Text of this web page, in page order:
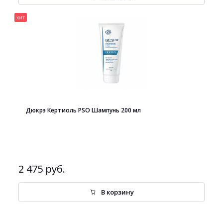
хит
Дюкрэ Кертиоль PSO Шампунь 200 мл
2 475 руб.
В корзину